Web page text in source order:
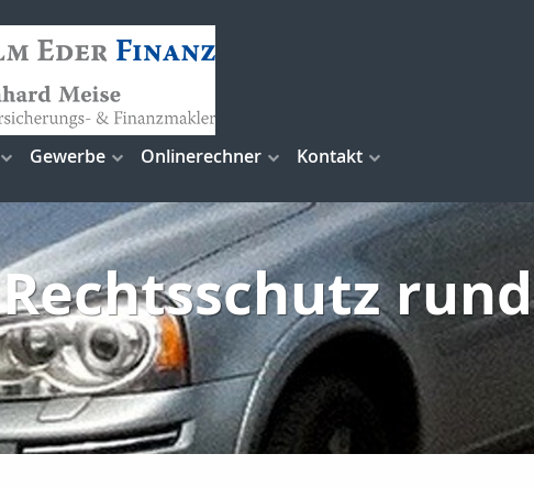
Gewerbe Onlinerechner Kontakt
Rechtsschutz